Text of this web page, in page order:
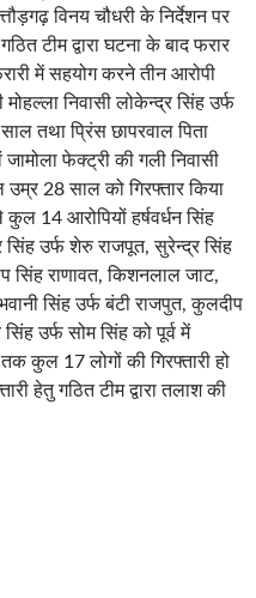
विनय चौधरी के निर्देशन पर
टीम द्वारा घटना के बाद फरार
में सहयोग करने तीन आरोपी
निवासी लोकेन्द्र सिंह उर्फ
तथा प्रिंस छापरवाल पिता
फेक्ट्री की गली निवासी
28 साल को गिरफ्तार किया
14 आरोपियों हर्षवर्धन सिंह
सिंह उर्फ शेरु राजपूत, सुरेन्द्र सिंह
सिंह राणावत, किशनलाल जाट,
सिंह उर्फ बंटी राजपुत, कुलदीप
उर्फ सोम सिंह को पूर्व में
कुल 17 लोगों की गिरफ्तारी हो
हेतु गठित टीम द्वारा तलाश की